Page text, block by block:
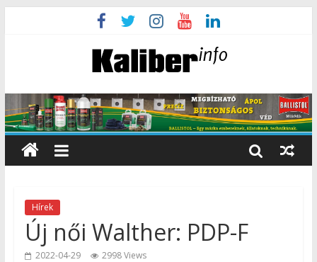
Hírek
Új női Walther: PDP-F
2022-04-29 2998 Views